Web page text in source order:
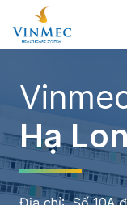
Hạ